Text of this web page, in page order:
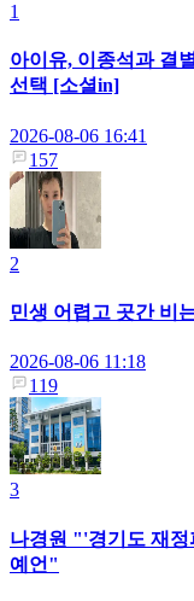
1
아이유, 이종석과 결
선택 [소셜in]
2026-08-06 16:41
157
2
민생 어렵고 곳간 비
2026-08-06 11:18
119
3
나경원 "'경기도 재정
예언"